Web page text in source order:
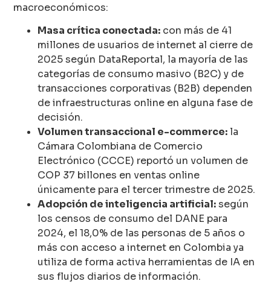
macroeconómicos:
Masa crítica conectada: con más de 41
millones de usuarios de internet al cierre de
2025 según DataReportal, la mayoría de las
categorías de consumo masivo (B2C) y de
transacciones corporativas (B2B) dependen
de infraestructuras online en alguna fase de
decisión.
Volumen transaccional e-commerce:la
Cámara Colombiana de Comercio
Electrónico (CCCE) reportó un volumen de
COP 37 billones en ventas online
únicamente para el tercer trimestre de 2025.
Adopción de inteligencia artificial:según
los censos de consumo del DANE para
2024, el 18,0% de las personas de 5 años o
más con acceso a internet en Colombia ya
utiliza de forma activa herramientas de IA en
sus flujos diarios de información.